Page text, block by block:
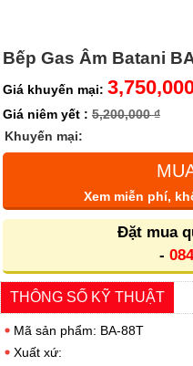
Bếp Gas Âm Batani
Giá khuyến mại:
Giá niêm yết : 5,200,000 ₫
Khuyến mại:
Xem miễn phí,
Đặt mua
-
THÔNG SỐ KỸ THUẬT
Mã sản phẩm: BA-88T
Xuất xứ: